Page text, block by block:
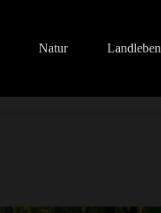
Natur Landleben